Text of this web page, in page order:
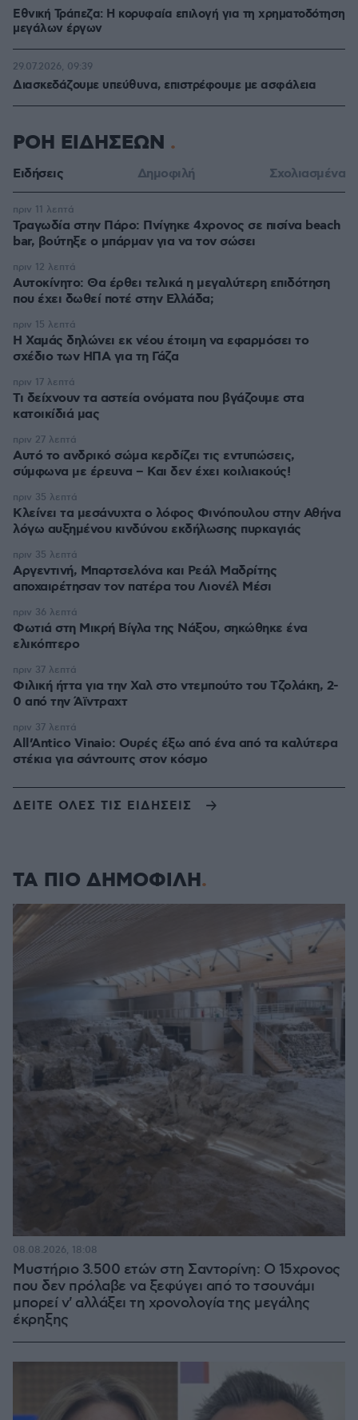
Εθνική Τράπεζα: Η κορυφαία επιλογή για τη χρηματοδότηση
μεγάλων έργων
Διασκεδάζουμε υπεύθυνα, επιστρέφουμε με ασφάλεια
29.07.2026, 09:39
ΡΟΗ ΕΙΔΗΣΕΩΝ
Ειδήσεις Δημοφιλή Σχολιασμένα
Τραγωδία στην Πάρο: Πνίγηκε 4χρονος σε πισίνα beach
bar, βούτηξε ο μπάρμαν για να τον σώσει
πριν 11 λεπτά
Αυτοκίνητο: Θα έρθει τελικά η μεγαλύτερη επιδότηση
που έχει δωθεί ποτέ στην Ελλάδα;
πριν 12 λεπτά
Η Χαμάς δηλώνει εκ νέου έτοιμη να εφαρμόσει το
σχέδιο των ΗΠΑ για τη Γάζα
πριν 15 λεπτά
Τι δείχνουν τα αστεία ονόματα που βγάζουμε στα
κατοικίδιά μας
πριν 17 λεπτά
Αυτό το ανδρικό σώμα κερδίζει τις εντυπώσεις,
σύμφωνα με έρευνα – Και δεν έχει κοιλιακούς!
πριν 27 λεπτά
Κλείνει τα μεσάνυχτα ο λόφος Φινόπουλου στην Αθήνα
λόγω αυξημένου κινδύνου εκδήλωσης πυρκαγιάς
πριν 35 λεπτά
Αργεντινή, Μπαρτσελόνα και Ρεάλ Μαδρίτης
αποχαιρέτησαν τον πατέρα του Λιονέλ Μέσι
πριν 35 λεπτά
Φωτιά στη Μικρή Βίγλα της Νάξου, σηκώθηκε ένα
ελικόπτερο
πριν 36 λεπτά
Φιλική ήττα για την Χαλ στο ντεμπούτο του Τζολάκη, 2-
0 από την Άϊντραχτ
πριν 37 λεπτά
All’Antico Vinaio: Ουρές έξω από ένα από τα καλύτερα
στέκια για σάντουιτς στον κόσμο
πριν 37 λεπτά
ΔΕΙΤΕ ΟΛΕΣ ΤΙΣ ΕΙΔΗΣΕΙΣ
ΤΑ ΠΙΟ ΔΗΜΟΦΙΛΗ
Μυστήριο 3.500 ετών στη Σαντορίνη: Ο 15χρονος
που δεν πρόλαβε να ξεφύγει από το τσουνάμι
μπορεί ν' αλλάξει τη χρονολογία της μεγάλης
έκρηξης
08.08.2026, 18:08